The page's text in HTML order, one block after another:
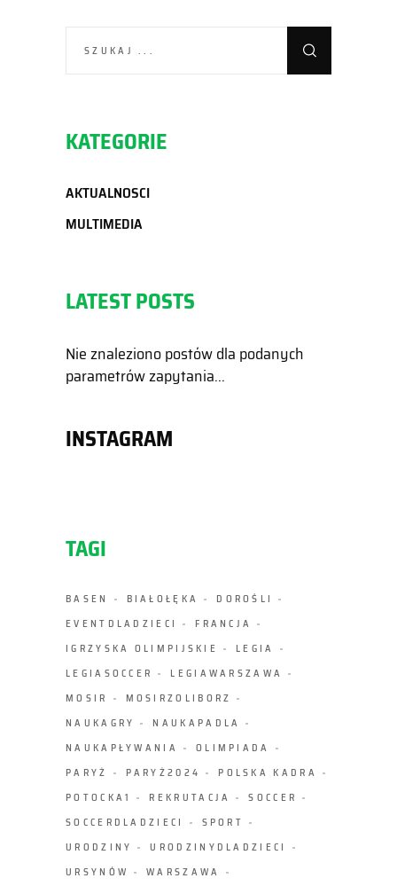
KATEGORIE
AKTUALNOSCI
MULTIMEDIA
LATEST POSTS
Nie znaleziono postów dla podanych
parametrów zapytania...
INSTAGRAM
TAGI
BASEN BIAŁOŁĘKA
DOROŚLI
EVENTDLADZIECI
FRANCJA
IGRZYSKA OLIMPIJSKIE
LEGIA
LEGIASOCCER
LEGIAWARSZAWA
MOSIR
MOSIRZOLIBORZ
NAUKAGRY
NAUKAPADLA
NAUKAPŁYWANIA
OLIMPIADA
PARYŻ
PARYŻ2024
POLSKA KADRA
POTOCKA1
REKRUTACJA
SOCCER
SOCCERDLADZIECI
SPORT
URODZINY
URODZINYDLADZIECI
URSYNÓW
WARSZAWA